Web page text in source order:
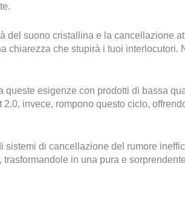
del suono cristallina e la cancellazione
chiarezza che stupirà i tuoi interlocutori.
queste esigenze con prodotti di bassa
invece, rompono questo ciclo,
sistemi di cancellazione del rumore
in una pura e